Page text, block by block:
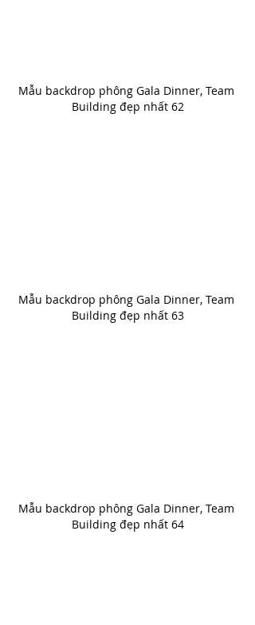
Mẫu backdrop phông Gala Dinner, Team
Building đẹp nhất 62
Mẫu backdrop phông Gala Dinner, Team
Building đẹp nhất 63
Mẫu backdrop phông Gala Dinner, Team
Building đẹp nhất 64